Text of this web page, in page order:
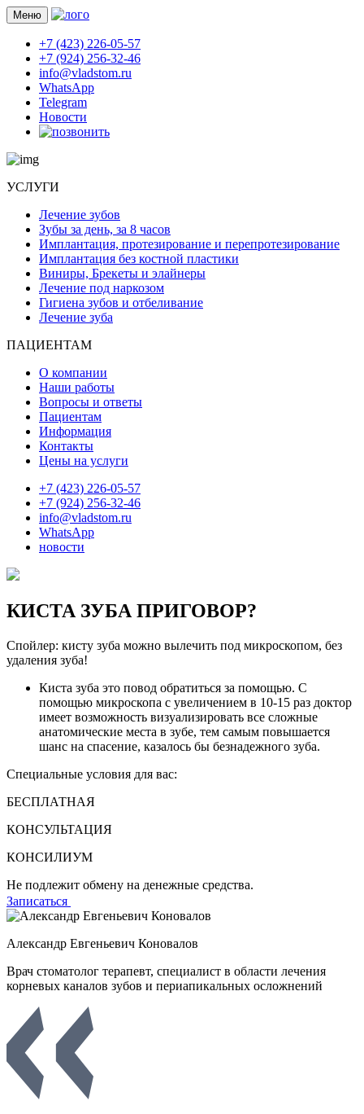
Меню
+7 (423) 226-05-57
+7 (924) 256-32-46
info@vladstom.ru
WhatsApp
Telegram
Новости
УСЛУГИ
Лечение зубов
Зубы за день, за 8 часов
Имплантация, протезирование и перепротезирование
Имплантация без костной пластики
Виниры, Брекеты и элайнеры
Лечение под наркозом
Гигиена зубов и отбеливание
Лечение зуба
ПАЦИЕНТАМ
О компании
Наши работы
Вопросы и ответы
Пациентам
Информация
Контакты
Цены на услуги
+7 (423) 226-05-57
+7 (924) 256-32-46
info@vladstom.ru
WhatsApp
новости
КИСТА ЗУБА ПРИГОВОР?
Спойлер: кисту зуба можно вылечить под микроскопом, без
удаления зуба!
Киста зуба это повод обратиться за помощью. С
помощью микроскопа с увеличением в 10-15 раз доктор
имеет возможность визуализировать все сложные
анатомические места в зубе, тем самым повышается
шанс на спасение, казалось бы безнадежного зуба.
Специальные условия для вас:
БЕСПЛАТНАЯ
КОНСУЛЬТАЦИЯ
КОНСИЛИУМ
Не подлежит обмену на денежные средства.
Записаться
Александр Евгеньевич Коновалов
Врач стоматолог терапевт, специалист в области лечения
корневых каналов зубов и периапикальных осложнений